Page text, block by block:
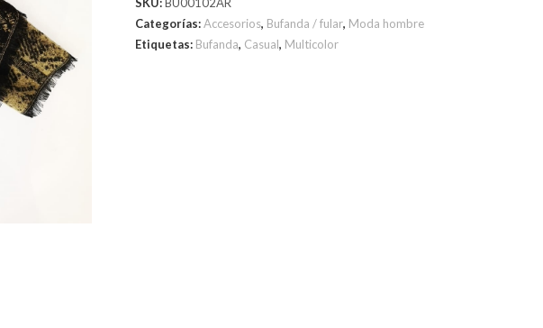
Categorías:Accesorios, Bufanda / fular, Moda hombre
Etiquetas: Bufanda, Casual, Multicolor